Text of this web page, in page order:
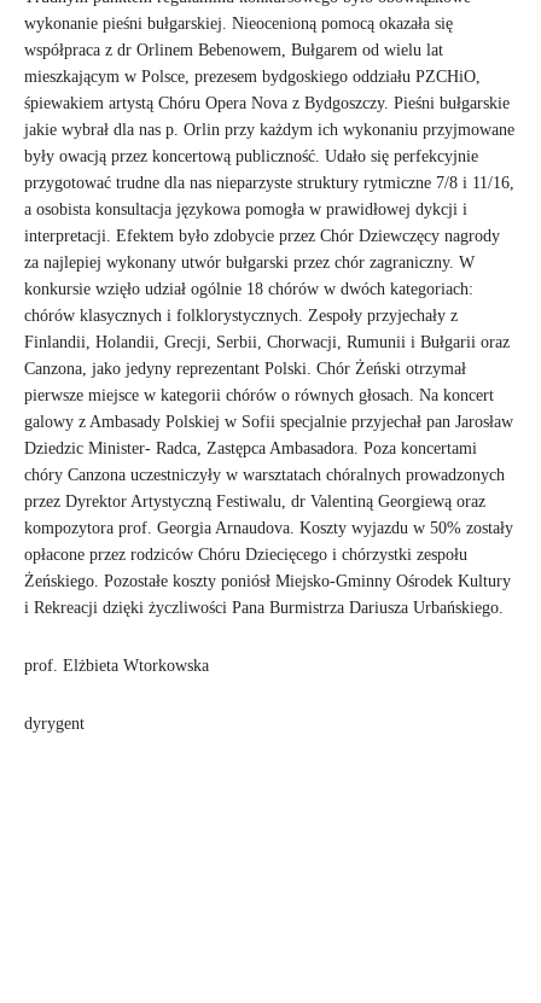
wykonanie pieśni bułgarskiej. Nieocenioną pomocą okazała się
współpraca z dr Orlinem Bebenowem, Bułgarem od wielu lat
mieszkającym w Polsce, prezesem bydgoskiego oddziału PZCHiO,
śpiewakiem artystą Chóru Opera Nova z Bydgoszczy. Pieśni bułgarskie
jakie wybrał dla nas p. Orlin przy każdym ich wykonaniu przyjmowane
były owacją przez koncertową publiczność. Udało się perfekcyjnie
przygotować trudne dla nas nieparzyste struktury rytmiczne 7/8 i 11/16,
a osobista konsultacja językowa pomogła w prawidłowej dykcji i
interpretacji. Efektem było zdobycie przez Chór Dziewczęcy nagrody
za najlepiej wykonany utwór bułgarski przez chór zagraniczny. W
konkursie wzięło udział ogólnie 18 chórów w dwóch kategoriach:
chórów klasycznych i folklorystycznych. Zespoły przyjechały z
Finlandii, Holandii, Grecji, Serbii, Chorwacji, Rumunii i Bułgarii oraz
Canzona, jako jedyny reprezentant Polski. Chór Żeński otrzymał
pierwsze miejsce w kategorii chórów o równych głosach. Na koncert
galowy z Ambasady Polskiej w Sofii specjalnie przyjechał pan Jarosław
Dziedzic Minister- Radca, Zastępca Ambasadora. Poza koncertami
chóry Canzona uczestniczyły w warsztatach chóralnych prowadzonych
przez Dyrektor Artystyczną Festiwalu, dr Valentiną Georgiewą oraz
kompozytora prof. Georgia Arnaudova. Koszty wyjazdu w 50% zostały
opłacone przez rodziców Chóru Dziecięcego i chórzystki zespołu
Żeńskiego. Pozostałe koszty poniósł Miejsko-Gminny Ośrodek Kultury
i Rekreacji dzięki życzliwości Pana Burmistrza Dariusza Urbańskiego.
prof. Elżbieta Wtorkowska
dyrygent